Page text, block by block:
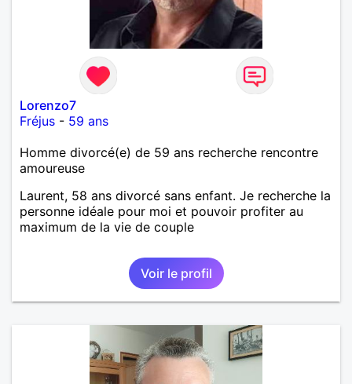
Lorenzo7
Fréjus - 59 ans
Homme divorcé(e) de 59 ans recherche rencontre
amoureuse
Laurent, 58 ans divorcé sans enfant. Je recherche la
personne idéale pour moi et pouvoir profiter au
maximum de la vie de couple
Voir le profil